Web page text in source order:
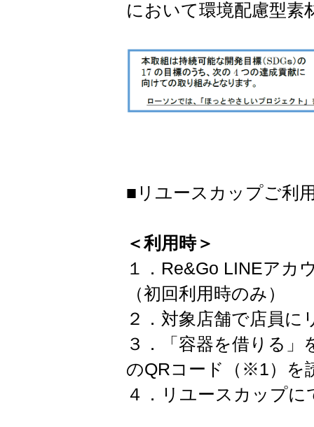
において環境配慮型素
■リユースカップご利
＜利用時＞
１．Re&Go LINEアカ
（初回利用時のみ）
２．対象店舗で店員
３．「容器を借りる
のQRコード（※1）を
４．リユースカップ